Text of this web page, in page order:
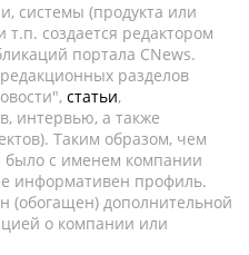
системы (продукта или
т.п. создается редактором
портала CNews.
разделов
статьи,
интервью, а также
Таким образом, чем
было с именем компании
информативен профиль.
(обогащен) дополнительной
о компании или